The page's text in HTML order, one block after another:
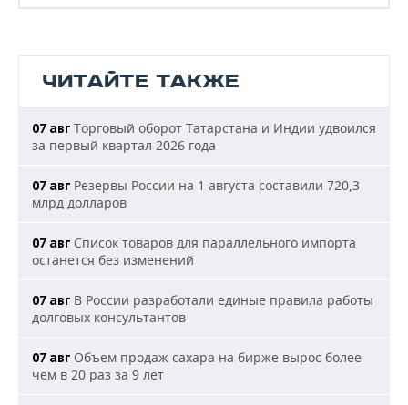
ЧИТАЙТЕ ТАКЖЕ
07 авг Торговый оборот Татарстана и Индии удвоился
за первый квартал 2026 года
07 авг Резервы России на 1 августа составили 720,3
млрд долларов
07 авг Список товаров для параллельного импорта
останется без изменений
07 авг В России разработали единые правила работы
долговых консультантов
07 авг Объем продаж сахара на бирже вырос более
чем в 20 раз за 9 лет